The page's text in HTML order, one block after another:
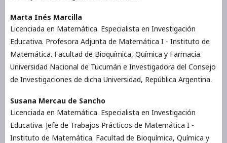
Marta Inés Marcilla
Licenciada en Matemática. Especialista en Investigación
Educativa. Profesora Adjunta de Matemática I - Instituto de
Matemática. Facultad de Bioquímica, Química y Farmacia.
Universidad Nacional de Tucumán e Investigadora del Consejo
de Investigaciones de dicha Universidad, República Argentina.
Susana Mercau de Sancho
Licenciada en Matemática. Especialista en Investigación
Educativa. Jefe de Trabajos Prácticos de Matemática I -
Instituto de Matemática. Facultad de Bioquímica, Química y